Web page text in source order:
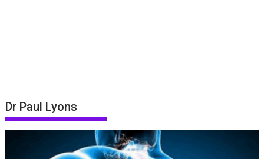
Dr Paul Lyons